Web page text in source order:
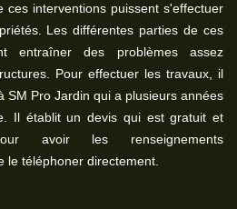
ces interventions puissent s'effectuer
Les différentes parties de ces
entraîner des problèmes assez
Pour effectuer les travaux, il
SM Pro Jardin qui a plusieurs années
Il établit un devis qui est gratuit et
avoir les renseignements
le téléphoner directement.